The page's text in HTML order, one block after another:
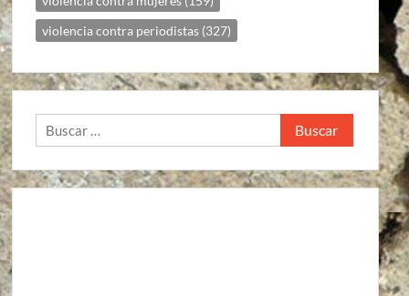
violencia contra periodistas (327)
Buscar: